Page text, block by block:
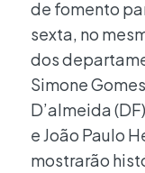
de fomento
sexta, no
dos
Simone
D’almeida
e João Paulo
mostrarão